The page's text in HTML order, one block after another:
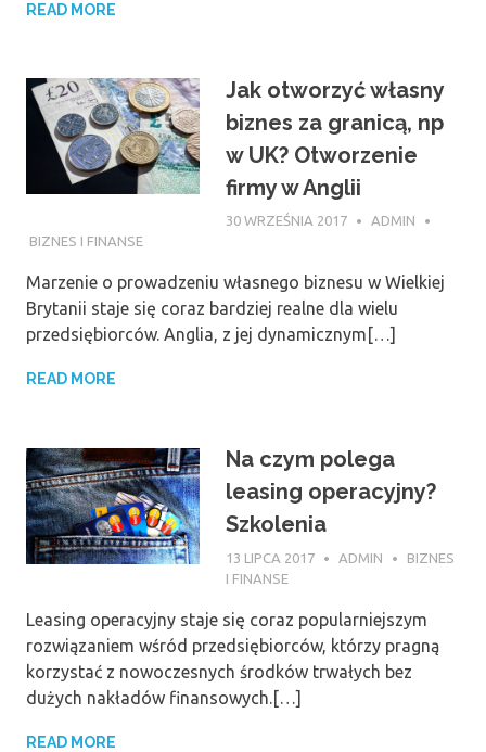
READ MORE
Jak otworzyć własny
biznes za granicą, np
w UK? Otworzenie
firmy w Anglii
30 WRZEŚNIA 2017
ADMIN
BIZNES I FINANSE
Marzenie o prowadzeniu własnego biznesu w Wielkiej
Brytanii staje się coraz bardziej realne dla wielu
przedsiębiorców. Anglia, z jej dynamicznym[…]
READ MORE
Na czym polega
leasing operacyjny?
Szkolenia
13 LIPCA 2017 ADMIN
BIZNES
I FINANSE
Leasing operacyjny staje się coraz popularniejszym
rozwiązaniem wśród przedsiębiorców, którzy pragną
korzystać z nowoczesnych środków trwałych bez
dużych nakładów finansowych.[…]
READ MORE